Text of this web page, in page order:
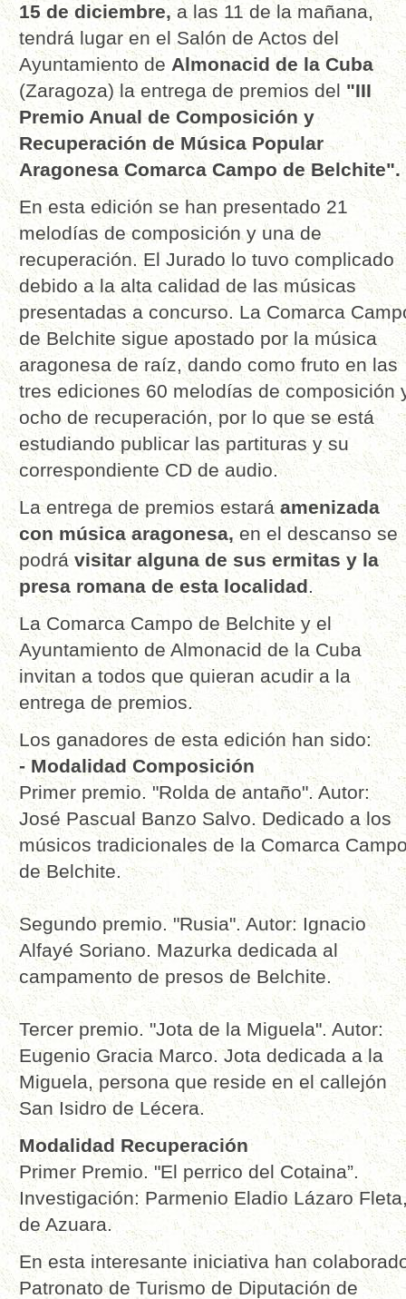
15 de diciembre, a las 11 de la mañana,
tendrá lugar en el Salón de Actos del
Ayuntamiento de Almonacid de la Cuba
(Zaragoza) la entrega de premios del "III
Premio Anual de Composición y
Recuperación de Música Popular
Aragonesa Comarca Campo de Belchite".
En esta edición se han presentado 21
melodías de composición y una de
recuperación. El Jurado lo tuvo complicado
debido a la alta calidad de las músicas
presentadas a concurso. La Comarca
de Belchite sigue apostado por la música
aragonesa de raíz, dando como fruto en las
tres ediciones 60 melodías de composición
ocho de recuperación, por lo que se está
estudiando publicar las partituras y su
correspondiente CD de audio.
La entrega de premios estará amenizada
con música aragonesa, en el descanso se
podrá visitar alguna de sus ermitas y la
presa romana de esta localidad.
La Comarca Campo de Belchite y el
Ayuntamiento de Almonacid de la Cuba
invitan a todos que quieran acudir a la
entrega de premios.
Los ganadores de esta edición han sido:
- Modalidad Composición
Primer premio. "Rolda de antaño". Autor:
José Pascual Banzo Salvo. Dedicado a los
músicos tradicionales de la Comarca
de Belchite.
Segundo premio. "Rusia". Autor: Ignacio
Alfayé Soriano. Mazurka dedicada al
campamento de presos de Belchite.
Tercer premio. "Jota de la Miguela". Autor:
Eugenio Gracia Marco. Jota dedicada a la
Miguela, persona que reside en el callejón
San Isidro de Lécera.
Modalidad Recuperación
Primer Premio. "El perrico del Cotaina”.
Investigación: Parmenio Eladio Lázaro
de Azuara.
En esta interesante iniciativa han
Patronato de Turismo de Diputación de